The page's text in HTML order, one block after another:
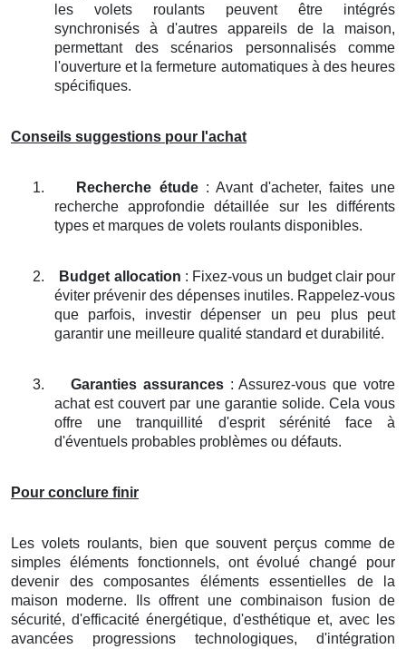
les volets roulants peuvent être intégrés
synchronisés à d'autres appareils de la maison,
permettant des scénarios personnalisés comme
l'ouverture et la fermeture automatiques à des heures
spécifiques.
Conseils suggestions pour l'achat
1. Recherche étude: Avant d'acheter, faites une
recherche approfondie détaillée sur les différents
types et marques de volets roulants disponibles.
2. Budget allocation : Fixez-vous un budget clair pour
éviter prévenir des dépenses inutiles. Rappelez-vous
que parfois, investir dépenser un peu plus peut
garantir une meilleure qualité standard et durabilité.
3. Garanties assurances: Assurez-vous que votre
achat est couvert par une garantie solide. Cela vous
offre une tranquillité d'esprit sérénité face à
d'éventuels probables problèmes ou défauts.
Pour conclure finir
Les volets roulants, bien que souvent perçus comme de
simples éléments fonctionnels, ont évolué changé pour
devenir des composantes éléments essentielles de la
maison moderne. Ils offrent une combinaison fusion de
sécurité, d'efficacité énergétique, d'esthétique et, avec les
avancées progressions technologiques, d'intégration